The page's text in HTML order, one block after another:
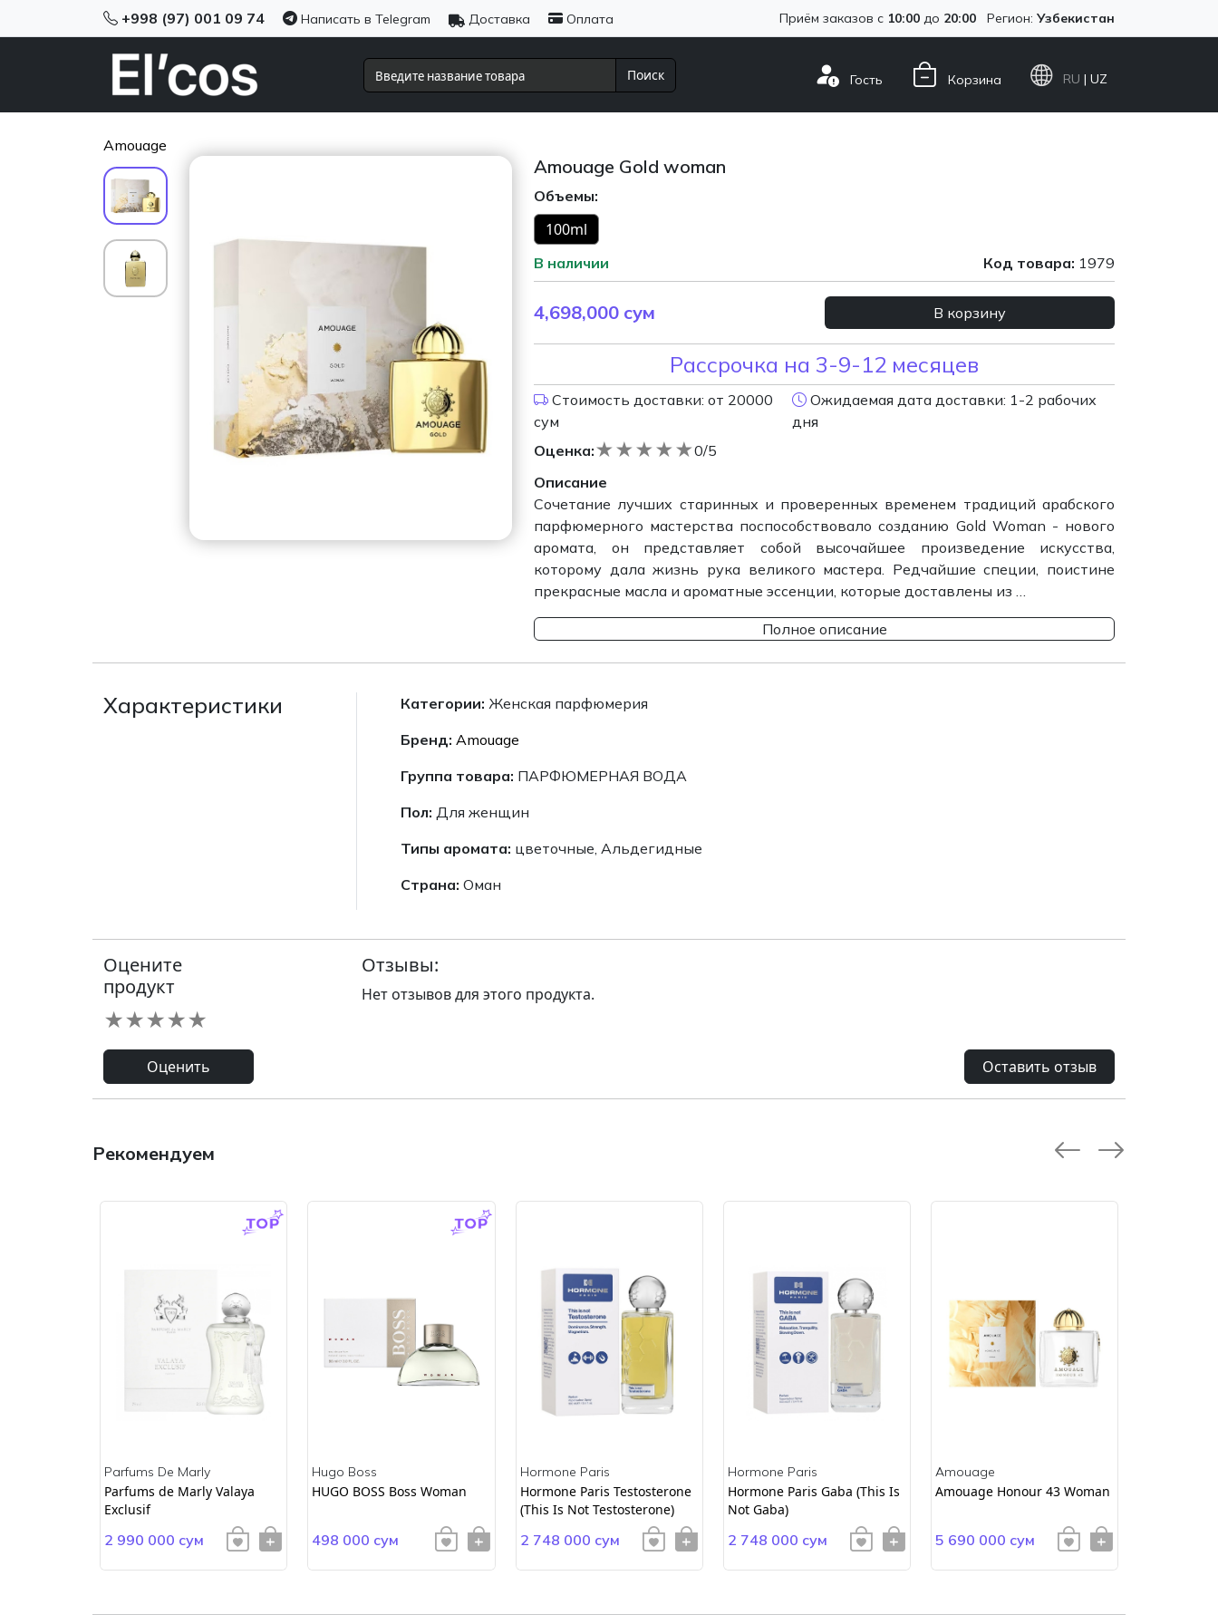
+998 (97) 001 09 74 Написать в Telegram Доставка Оплата Приём заказов с 10:00 до 20:00 Регион: Узбекистан
Поиск Гость Корзина RU | UZ
Amouage
Amouage Gold woman
Объемы:
100ml
В наличии Код товара: 1979
4,698,000 сум В корзину
Рассрочка на 3-9-12 месяцев
Стоимость доставки: от 20000
сум
Ожидаемая дата доставки: 1-2 рабочих
дня
Оценка:
★
★
★
★
★
0/5
Описание
Сочетание лучших старинных и проверенных временем традиций арабского
парфюмерного мастерства поспособствовало созданию Gold Woman - нового
аромата, он представляет собой высочайшее произведение искусства,
которому дала жизнь рука великого мастера. Редчайшие специи, поистине
прекрасные масла и ароматные эссенции, которые доставлены из …
Полное описание
Характеристики Категории: Женская парфюмерия
Бренд: Amouage
Группа товара: ПАРФЮМЕРНАЯ ВОДА
Пол: Для женщин
Типы аромата: цветочные, Aльдегидные
Страна: Оман
Оцените
продукт
★
★
★
★
★
Оценить
Отзывы:
Нет отзывов для этого продукта.
Оставить отзыв
Рекомендуем
Parfums De Marly
Parfums de Marly Valaya
Exclusif
2 990 000 сум
Hugo Boss
HUGO BOSS Boss Woman
498 000 сум
Hormone Paris
Hormone Paris Testosterone
(This Is Not Testosterone)
2 748 000 сум
Hormone Paris
Hormone Paris Gaba (This Is
Not Gaba)
2 748 000 сум
Amouage
Amouage Honour 43 Woman
5 690 000 сум